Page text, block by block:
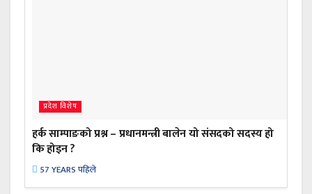
प्रदेश विशेष
हर्क साम्पाङको प्रश्न – प्रधानमन्त्री बालेन यो संसदको सदस्य हो
कि होइन ?
57 YEARS पहिले